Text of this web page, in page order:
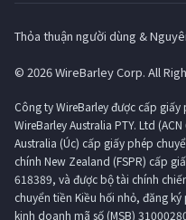
Thỏa thuận người dùng &
© 2026 WireBarley Corp. All
Công ty WireBarley được cấp
WireBarley Australia PTY. Ltd
Australia (Úc) cấp giấy phép
chính New Zealand (FSPR) cấp
618389, và được bộ tài chính
chuyển tiền Kiều hối nhỏ, đăng
kinh doanh mã số (MSB)